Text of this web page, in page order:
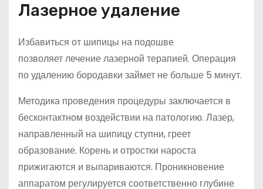
Лазерное удаление
Избавиться от шипицы на подошве
позволяет лечение лазерной терапией. Операция
по удалению бородавки займет не больше 5 минут.
Методика проведения процедуры заключается в
бесконтактном воздействии на патологию. Лазер,
направленный на шипицу ступни, греет
образование. Корень и отростки нароста
прижигаются и выпариваются. Проникновение
аппаратом регулируется соответственно глубине